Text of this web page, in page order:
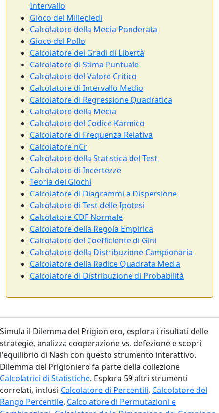
Intervallo
Gioco del Millepiedi
Calcolatore della Media Ponderata
Gioco del Pollo
Calcolatore dei Gradi di Libertà
Calcolatore di Stima Puntuale
Calcolatore del Valore Critico
Calcolatore di Intervallo Medio
Calcolatore di Regressione Quadratica
Calcolatore della Media
Calcolatore del Codice Karmico
Calcolatore di Frequenza Relativa
Calcolatore nCr
Calcolatore della Statistica del Test
Calcolatore di Incertezze
Teoria dei Giochi
Calcolatore di Diagrammi a Dispersione
Calcolatore di Test delle Ipotesi
Calcolatore CDF Normale
Calcolatore della Regola Empirica
Calcolatore del Coefficiente di Gini
Calcolatore della Distribuzione Campionaria
Calcolatore della Radice Quadrata Media
Calcolatore di Distribuzione di Probabilità
Simula il Dilemma del Prigioniero, esplora i risultati delle
strategie, analizza cooperazione vs. defezione e scopri
l'equilibrio di Nash con questo strumento interattivo.
Dilemma del Prigioniero fa parte della collezione
Calcolatrici di Statistiche. Esplora 59 altri strumenti
correlati, inclusi Calcolatore di Percentili, Calcolatore del
Rango Percentile, Calcolatore di Permutazioni e